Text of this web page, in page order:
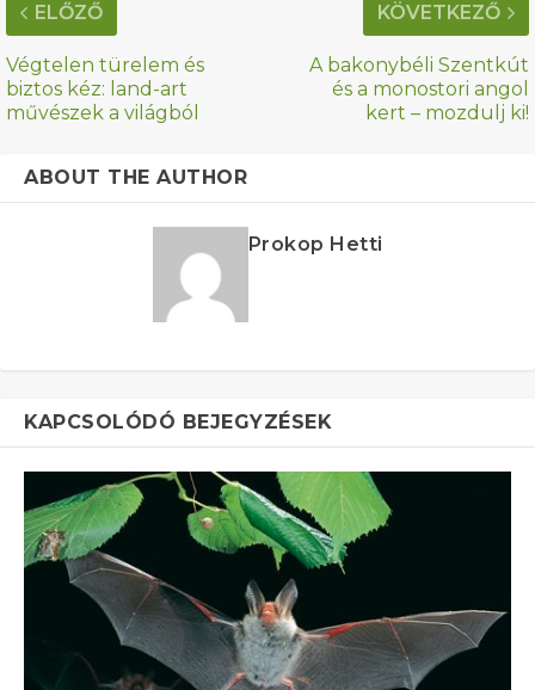
ELŐZŐ
Végtelen türelem és
biztos kéz: land-art
művészek a világból
KÖVETKEZŐ
A bakonybéli Szentkút
és a monostori angol
kert – mozdulj ki!
ABOUT THE AUTHOR
Prokop Hetti
KAPCSOLÓDÓ BEJEGYZÉSEK